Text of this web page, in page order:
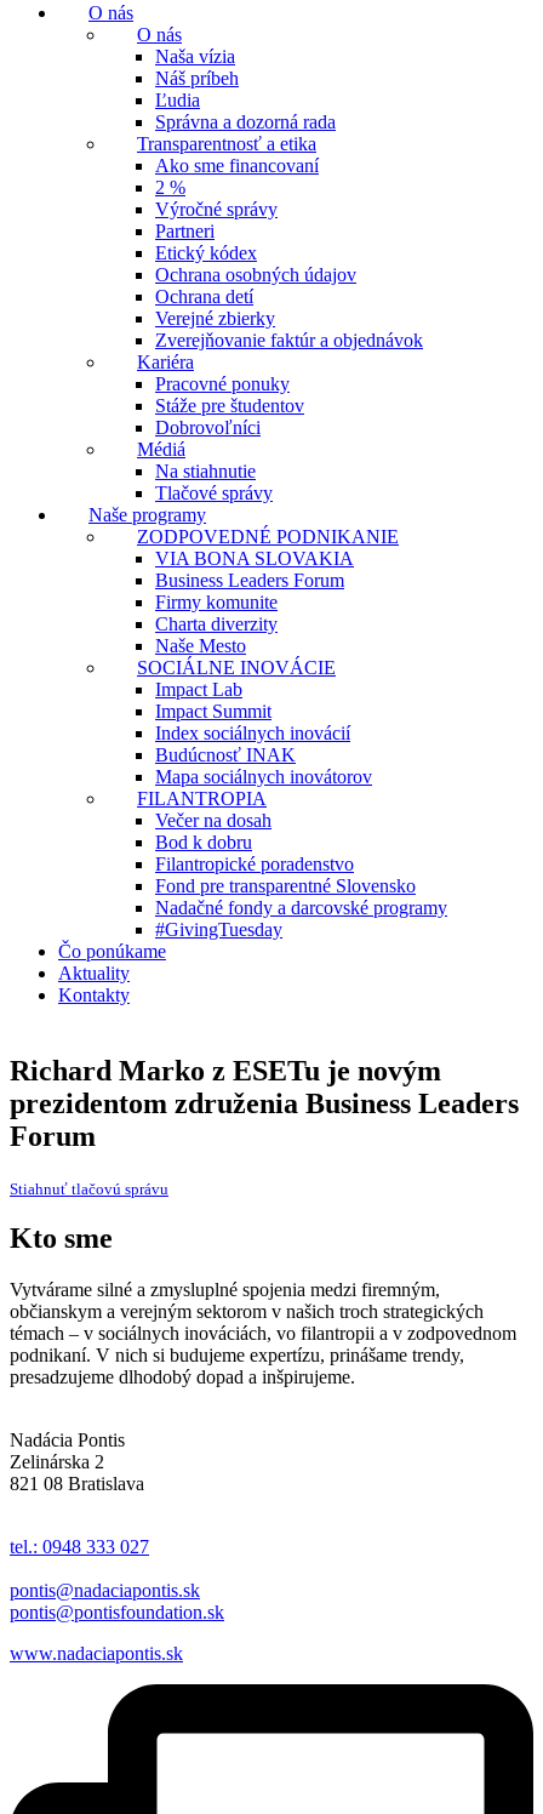
O nás
O nás
Naša vízia
Náš príbeh
Ľudia
Správna a dozorná rada
Transparentnosť a etika
Ako sme financovaní
2 %
Výročné správy
Partneri
Etický kódex
Ochrana osobných údajov
Ochrana detí
Verejné zbierky
Zverejňovanie faktúr a objednávok
Kariéra
Pracovné ponuky
Stáže pre študentov
Dobrovoľníci
Médiá
Na stiahnutie
Tlačové správy
Naše programy
ZODPOVEDNÉ PODNIKANIE
VIA BONA SLOVAKIA
Business Leaders Forum
Firmy komunite
Charta diverzity
Naše Mesto
SOCIÁLNE INOVÁCIE
Impact Lab
Impact Summit
Index sociálnych inovácií
Budúcnosť INAK
Mapa sociálnych inovátorov
FILANTROPIA
Večer na dosah
Bod k dobru
Filantropické poradenstvo
Fond pre transparentné Slovensko
Nadačné fondy a darcovské programy
#GivingTuesday
Čo ponúkame
Aktuality
Kontakty
Richard Marko z ESETu je novým
prezidentom združenia Business Leaders
Forum
Stiahnuť tlačovú správu
Kto sme
Vytvárame silné a zmysluplné spojenia medzi firemným,
občianskym a verejným sektorom v našich troch strategických
témach – v sociálnych inováciách, vo filantropii a v zodpovednom
podnikaní. V nich si budujeme expertízu, prinášame trendy,
presadzujeme dlhodobý dopad a inšpirujeme.
Nadácia Pontis
Zelinárska 2
821 08 Bratislava
tel.: 0948 333 027
pontis@nadaciapontis.sk
pontis@pontisfoundation.sk
www.nadaciapontis.sk